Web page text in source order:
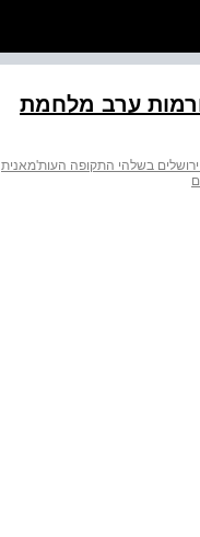
ערב מלחמת
בשלהי התקופה העות'מאנית